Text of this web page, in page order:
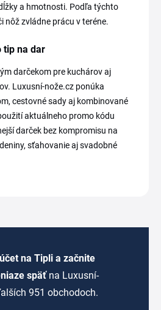
a hmotnosti. Podľa týchto
nôž zvládne prácu v teréne.
tip na dar
darčekom pre kuchárov aj
Luxusní-nože.cz ponúka
cestovné sady aj kombinované
aktuálneho promo kódu
darček bez kompromisu na
sťahovanie aj svadobné
na Tipli a začnite
späť na Luxusní-
951 obchodoch.